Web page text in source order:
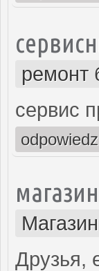
ремонт
сервис
odpowiedz
Друзья,